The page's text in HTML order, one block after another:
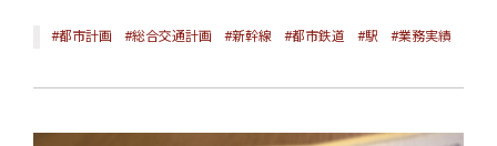
#都市計画 #総合交通計画 #新幹線 #都市鉄道 #駅 #業務実績